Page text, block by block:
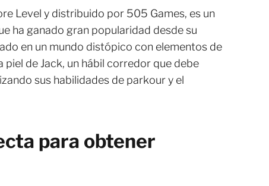
Level y distribuido por 505 Games, es un
ha ganado gran popularidad desde su
en un mundo distópico con elementos de
de Jack, un hábil corredor que debe
sus habilidades de parkour y el
para obtener